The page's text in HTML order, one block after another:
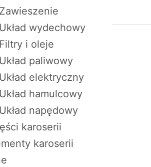
Zawieszenie
Układ wydechowy
Filtry i oleje
Układ paliwowy
Układ elektryczny
Układ hamulcowy
Układ napędowy
karoserii
karoserii